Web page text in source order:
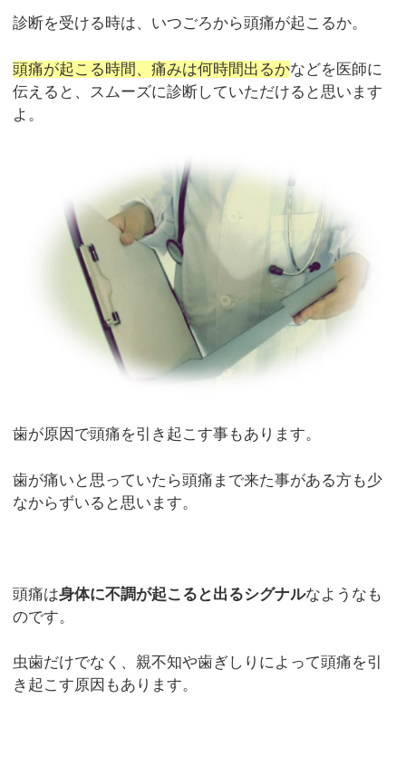
診断を受ける時は、いつごろから頭痛が起こるか。
頭痛が起こる時間、痛みは何時間出るかなどを医師に
伝えると、スムーズに診断していただけると思います
よ。
歯が原因で頭痛を引き起こす事もあります。
歯が痛いと思っていたら頭痛まで来た事がある方も少
なからずいると思います。
頭痛は身体に不調が起こると出るシグナルなようなも
のです。
虫歯だけでなく、親不知や歯ぎしりによって頭痛を引
き起こす原因もあります。